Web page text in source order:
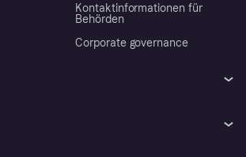
Kontaktinformationen für
Behörden
Corporate governance